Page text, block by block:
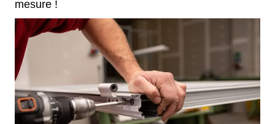
mesure !